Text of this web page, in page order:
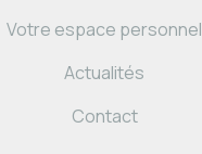
Votre espace personnel
Actualités
Contact